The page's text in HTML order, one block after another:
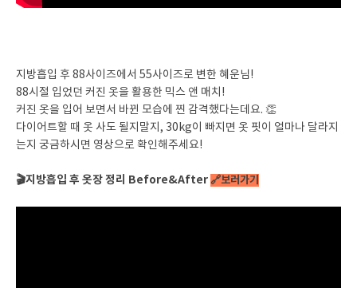
지방흡입 후 88사이즈에서 55사이즈로 변한 혜운님!
88시절 입었던 커진 옷을 활용한 믹스 앤 매치!
커진 옷을 입어 보면서 바뀐 모습에 찐 감격했다는데요. 👏
다이어트할 때 옷 사도 될지말지, 30kg이 빠지면 옷 핏이 얼마나 달라지
는지 궁금하시면 영상으로 확인해주세요!
🎬지방흡입 후 옷장 정리 Before&After🔗보러가기